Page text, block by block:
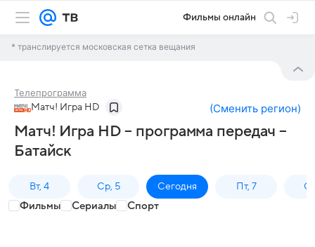
Фильмы онлайн
* транслируется московская сетка вещания
Телепрограмма
Матч! Игра HD (Сменить регион)
Матч! Игра HD – программа передач –
Батайск
Вт, 4 Ср, 5 Сегодня Пт, 7
Фильмы Сериалы Спорт